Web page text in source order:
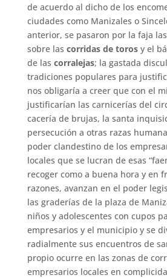
de acuerdo al dicho de los
ciudades como Manizales o
anterior, se pasaron por la faja
sobre las corridas de torosy el
de las corralejas; la gastada
tradiciones populares para
nos obligaría a creer que con el
justificarían las carnicerías del
cacería de brujas, la santa
persecución a otras razas
poder clandestino de los
locales que se lucran de esas
recoger como a buena hora y en
razones, avanzan en el poder
las graderías de la plaza de
niños y adolescentes con cupos
empresarios y el municipio y se
radialmente sus encuentros de
propio ocurre en las zonas de
empresarios locales en